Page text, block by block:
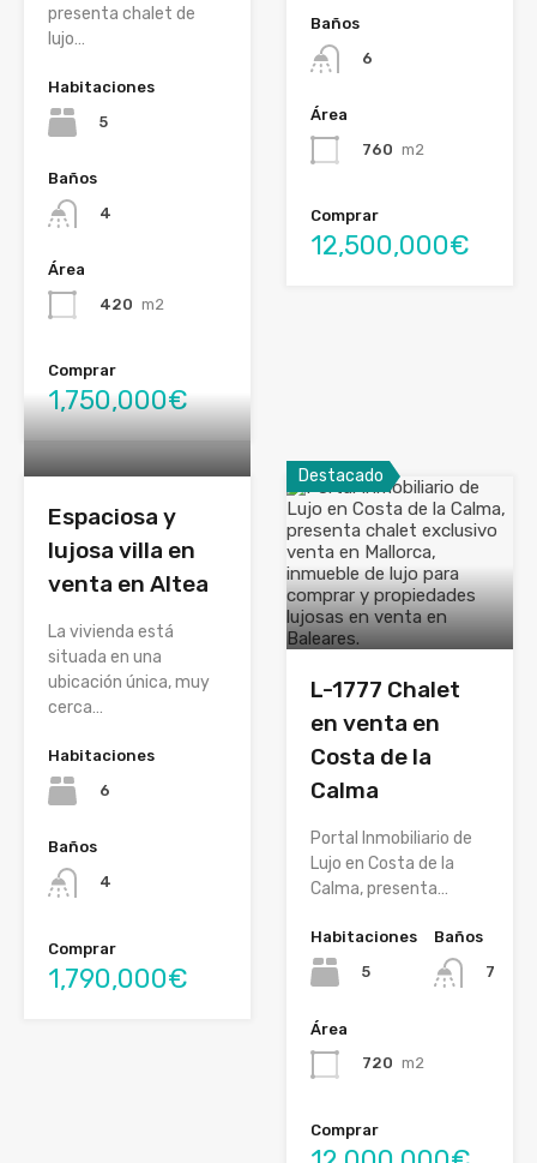
presenta chalet de
lujo…
Habitaciones
5
Baños
4
Área
420 m2
Comprar
1,750,000€
Baños
6
Área
760 m2
Comprar
12,500,000€
Espaciosa y
lujosa villa en
venta en Altea
La vivienda está
situada en una
ubicación única, muy
cerca…
Habitaciones
6
Baños
4
Comprar
1,790,000€
Destacado
L-1777 Chalet
en venta en
Costa de la
Calma
Portal Inmobiliario de
Lujo en Costa de la
Calma, presenta…
Habitaciones
5
Baños
7
Área
720 m2
Comprar